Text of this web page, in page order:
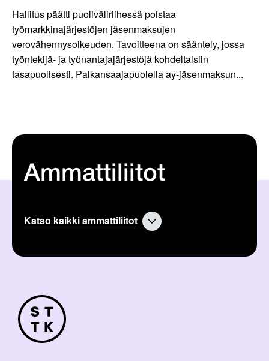
Hallitus päätti puoliväliriihessä poistaa
työmarkkinajärjestöjen jäsenmaksujen
verovähennysoikeuden. Tavoitteena on sääntely, jossa
työntekijä- ja työnantajajärjestöjä kohdeltaisiin
tasapuolisesti. Palkansaajapuolella ay-jäsenmaksun...
Ammattiliitot
Katso kaikki ammattiliitot